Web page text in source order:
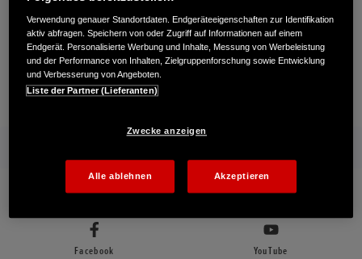
Honda
Industrie
Rolf Beining GmbH - Industrie – Honda - HONDA Deutschland Offizielle Website |
The Power of Dreams
Folgen Sie uns auf
Facebook YouTube
Verwendung genauer Standortdaten. Endgeräteeigenschaften zur Identifikation
aktiv abfragen. Speichern von oder Zugriff auf Informationen auf einem
Endgerät. Personalisierte Werbung und Inhalte, Messung von Werbeleistung
und der Performance von Inhalten, Zielgruppenforschung sowie Entwicklung
und Verbesserung von Angeboten.
Liste der Partner (Lieferanten)
Zwecke anzeigen
Alle ablehnen Akzeptieren